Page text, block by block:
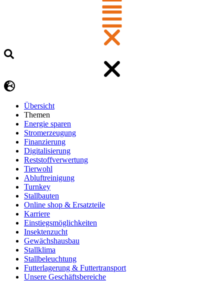
Übersicht
Themen
Energie sparen
Stromerzeugung
Finanzierung
Digitalisierung
Reststoffverwertung
Tierwohl
Abluftreinigung
Turnkey
Stallbauten
Online shop & Ersatzteile
Karriere
Einstiegsmöglichkeiten
Insektenzucht
Gewächshausbau
Stallklima
Stallbeleuchtung
Futterlagerung & Futtertransport
Unsere Geschäftsbereiche